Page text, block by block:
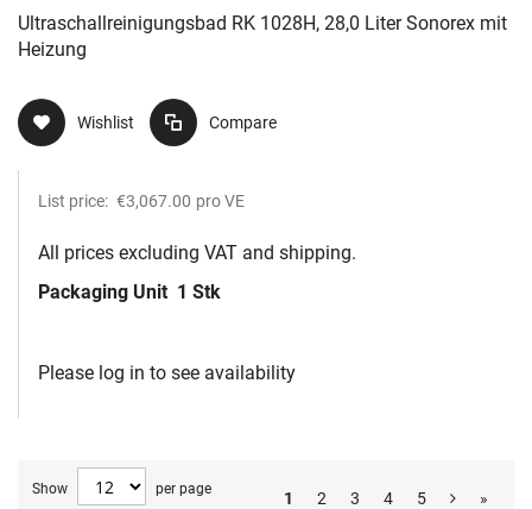
Ultraschallreinigungsbad RK 1028H, 28,0 Liter Sonorex mit
Heizung
Wishlist Compare
List price: €3,067.00 pro VE
All prices excluding VAT and shipping.
Packaging Unit 1 Stk
Please log in to see availability
Show per page 1 2 3 4 5 »